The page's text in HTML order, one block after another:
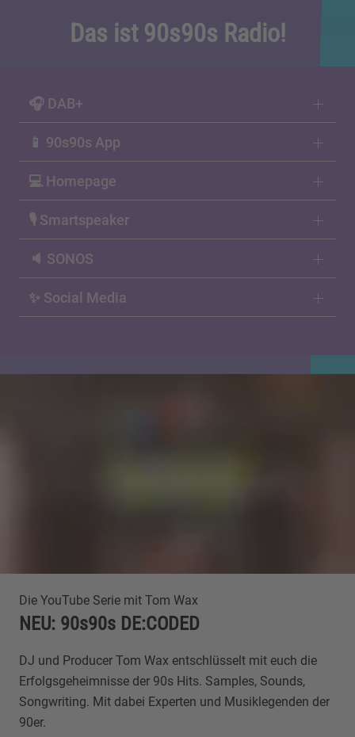
Das ist 90s90s Radio!
🎧 DAB+
📱 90s90s App
💻 Homepage
🎙 Smartspeaker
🔈 SONOS
✨ Social Media
Die YouTube Serie mit Tom Wax
NEU: 90s90s DE:CODED
DJ und Producer Tom Wax entschlüsselt mit euch die
Erfolgsgeheimnisse der 90s Hits. Samples, Sounds,
Songwriting. Mit dabei Experten und Musiklegenden der
90er.